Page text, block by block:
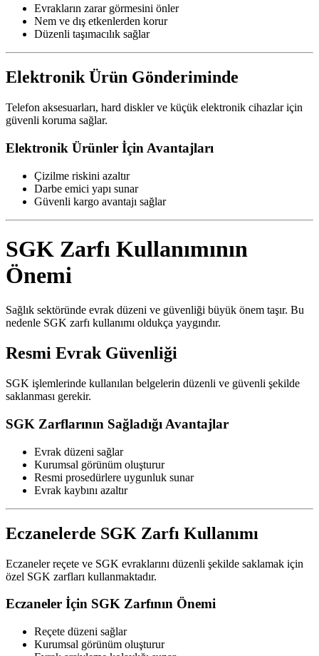
Evrakların zarar görmesini önler
Nem ve dış etkenlerden korur
Düzenli taşımacılık sağlar
Elektronik Ürün Gönderiminde
Telefon aksesuarları, hard diskler ve küçük elektronik cihazlar için
güvenli koruma sağlar.
Elektronik Ürünler İçin Avantajları
Çizilme riskini azaltır
Darbe emici yapı sunar
Güvenli kargo avantajı sağlar
SGK Zarfı Kullanımının
Önemi
Sağlık sektöründe evrak düzeni ve güvenliği büyük önem taşır. Bu
nedenle SGK zarfı kullanımı oldukça yaygındır.
Resmi Evrak Güvenliği
SGK işlemlerinde kullanılan belgelerin düzenli ve güvenli şekilde
saklanması gerekir.
SGK Zarflarının Sağladığı Avantajlar
Evrak düzeni sağlar
Kurumsal görünüm oluşturur
Resmi prosedürlere uygunluk sunar
Evrak kaybını azaltır
Eczanelerde SGK Zarfı Kullanımı
Eczaneler reçete ve SGK evraklarını düzenli şekilde saklamak için
özel SGK zarfları kullanmaktadır.
Eczaneler İçin SGK Zarfının Önemi
Reçete düzeni sağlar
Kurumsal görünüm oluşturur